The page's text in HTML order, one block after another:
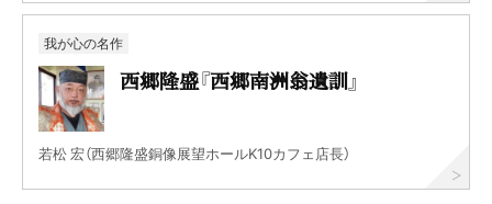
我が心の名作
西郷隆盛『西郷南洲翁遺訓』
若松 宏（西郷隆盛銅像展望ホールK10カフェ店長）